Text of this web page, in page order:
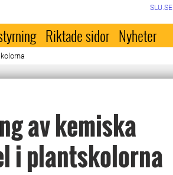
SLU.SE
Riktade sidor Nyheter
av kemiska
i plantskolorna